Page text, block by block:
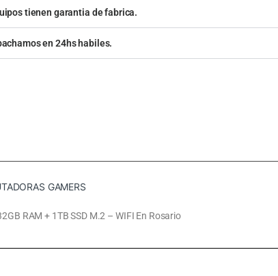
tienen garantia de fabrica.
en 24hs habiles.
GAMERS
RAM + 1TB SSD M.2 – WIFI En Rosario